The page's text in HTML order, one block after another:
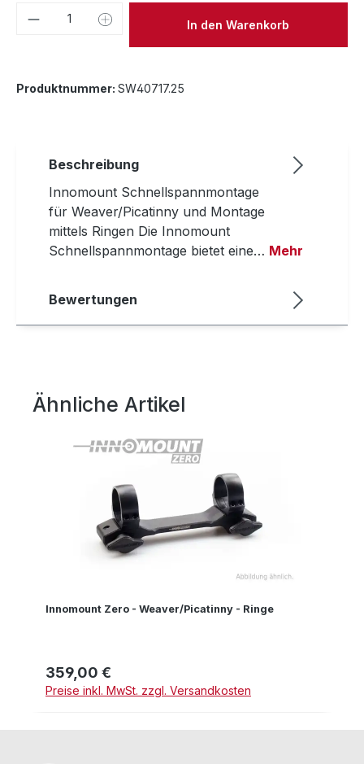
Produkt Anzahl: Gib denIn den Warenkorb
Produktnummer: SW40717.25
Beschreibung
Innomount Schnellspannmontage
für Weaver/Picatinny und Montage
mittels Ringen Die Innomount
Schnellspannmontage bietet eine… Mehr
Bewertungen
Produktgalerie überspringen
Ähnliche Artikel
Innomount Zero - Weaver/Picatinny - Ringe
Regulärer Preis:
359,00 €
Preise inkl. MwSt. zzgl. Versandkosten